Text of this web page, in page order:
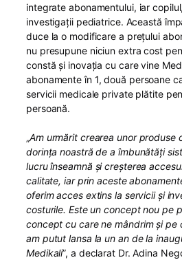
integrate abonamentului, iar
investigații pediatrice. Această
duce la o modificare a prețului
nu presupune niciun extra cost
constă și inovația cu care vine
abonamente în 1, două persoane
servicii medicale private plătite
persoană.
„Am urmărit crearea unor produse
dorința noastră de a îmbunătăți
lucru înseamnă și creșterea
calitate, iar prin aceste
oferim acces extins la servicii și
costurile. Este un concept nou pe
concept cu care ne mândrim și pe
am putut lansa la un an de la
Medikali”, a declarat Dr. Adina